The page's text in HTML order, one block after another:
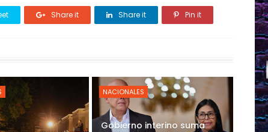
Share it Share it Pin it
NACIONALES
Gobierno interino suma